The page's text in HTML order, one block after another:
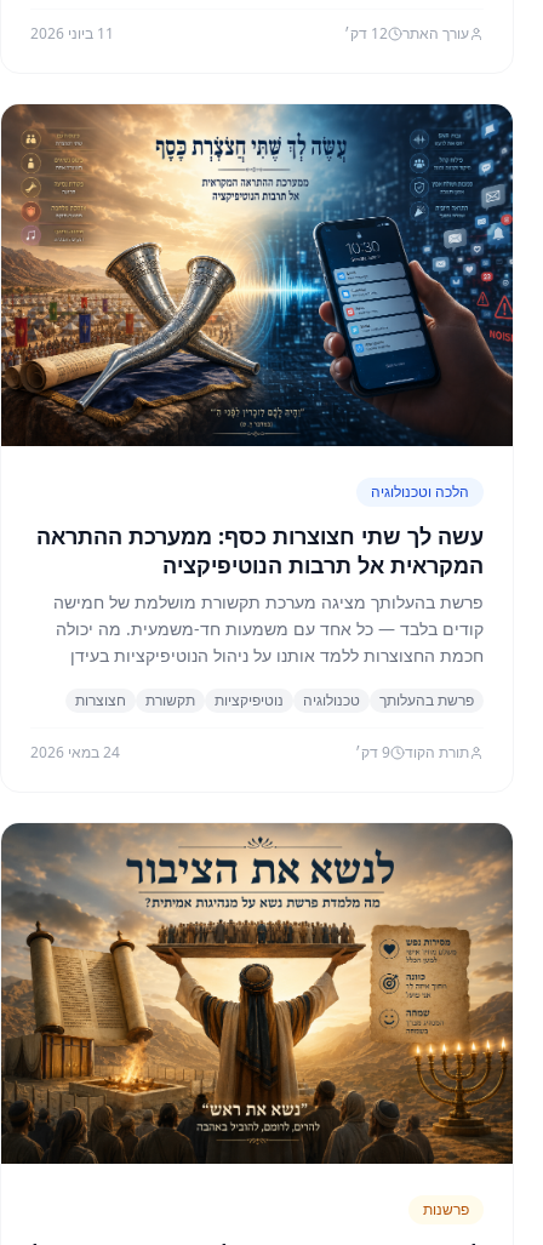
עורך האתר 12 דק׳ 11 ביוני 2026
הלכה וטכנולוגיה
עשה לך שתי חצוצרות כסף: ממערכת ההתראה
המקראית אל תרבות הנוטיפיקציה
פרשת בהעלותך מציגה מערכת תקשורת מושלמת של חמישה
קודים בלבד — כל אחד עם משמעות חד-משמעית. מה יכולה
חכמת החצוצרות ללמד אותנו על ניהול הנוטיפיקציות בעידן
פרשת בהעלותך טכנולוגיה נוטיפיקציות תקשורת חצוצרות
תורת הקוד 9דק׳ 24 במאי 2026
פרשנות